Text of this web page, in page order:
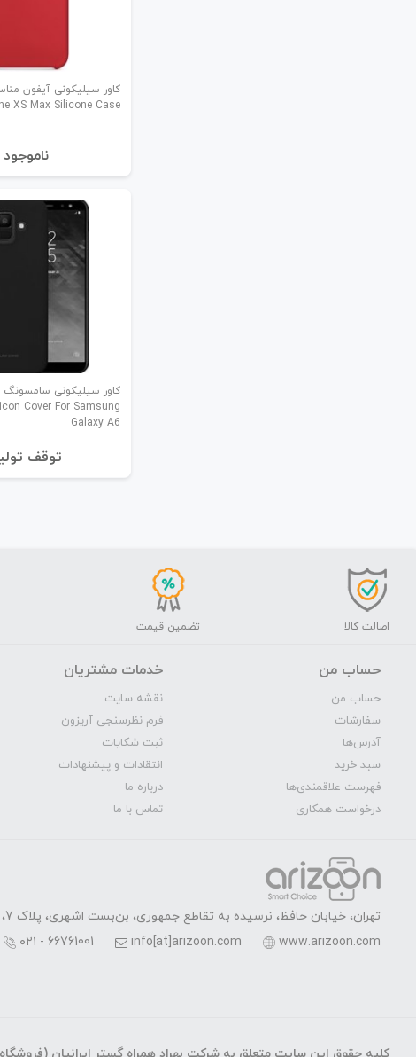
کاور سیلیکونی آیفون
XS Max Silicone Case
نا‌موجود
کاور سیلیکونی سامسونگ
Cover For Samsung
Galaxy A6
توقف
اصالت کالا تضمین قیمت
حساب من
حساب من
سفارشات
آدرس‌ها
سبد خرید
فهرست علاقمندی‌ها
درخواست همکاری
خدمات مشتریان
نقشه سایت
فرم نظرسنجی آریزون
ثبت شکایات
انتقادات و پیشنهادات
درباره ما
تماس با ما
تهران، خیابان حافظ، نرسیده به تقاطع جمهوری، بن‌بست اشهری، پلاک 7، واحد 8
www.arizoon.com
info[at]arizoon.com ۰۲۱ - 66761001